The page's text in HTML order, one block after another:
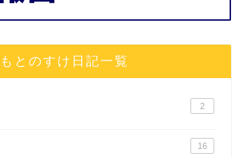
もとのすけ日記一覧
2
16